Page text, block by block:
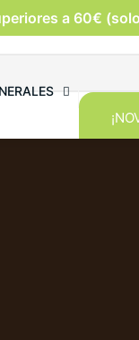
a 60€